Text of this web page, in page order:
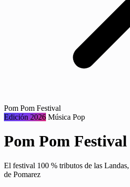
Pom Pom Festival
Edición 2026 Música Pop
Pom Pom Festival
El festival 100 % tributos de las
de Pomarez